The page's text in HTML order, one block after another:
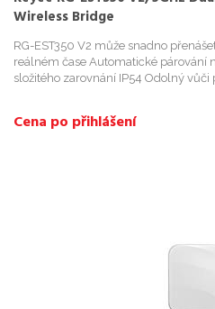
Wireless Bridge
RG-EST350 V2 může snadno
reálném čase Automatické párování
složitého zarovnání IP54 Odolný
Cena po přihlášení